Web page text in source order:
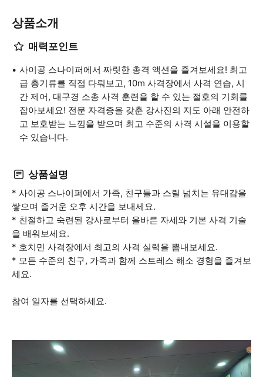
상품소개
매력포인트
사이공 스나이퍼에서 짜릿한 총격 액션을 즐겨보세요! 최고
급 총기류를 직접 다뤄보고, 10m 사격장에서 사격 연습, 시
간 제어, 대구경 소총 사격 훈련을 할 수 있는 절호의 기회를
잡아보세요! 전문 자격증을 갖춘 강사진의 지도 아래 안전하
고 보호받는 느낌을 받으며 최고 수준의 사격 시설을 이용할
수 있습니다.
상품설명
* 사이공 스나이퍼에서 가족, 친구들과 스릴 넘치는 유대감을
쌓으며 즐거운 오후 시간을 보내세요.
* 친절하고 숙련된 강사로부터 올바른 자세와 기본 사격 기술
을 배워보세요.
* 호치민 사격장에서 최고의 사격 실력을 뽐내보세요.
* 모든 수준의 친구, 가족과 함께 스트레스 해소 경험을 즐겨보
세요.
참여 일자를 선택하세요.